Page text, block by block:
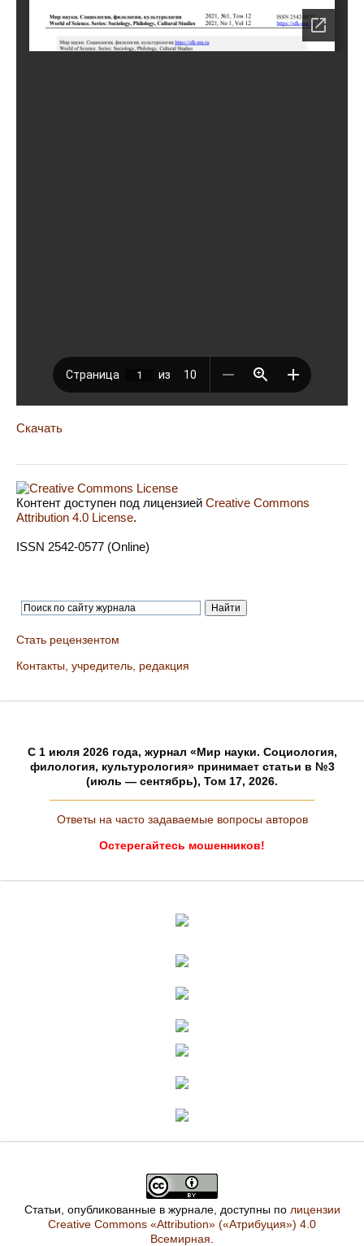
Скачать
Контент доступен под лицензией Creative Commons
Attribution 4.0 License.
ISSN 2542-0577 (Online)
Стать рецензентом
Контакты, учредитель, редакция
C 1 июля 2026 года, журнал «Мир науки. Социология,
филология, культурология» принимает статьи в №3
(июль — сентябрь), Том 17, 2026.
Ответы на часто задаваемые вопросы авторов
Остерегайтесь мошенников!
Статьи, опубликованные в журнале, доступны по лицензии
Creative Commons «Attribution» («Атрибуция») 4.0
Всемирная